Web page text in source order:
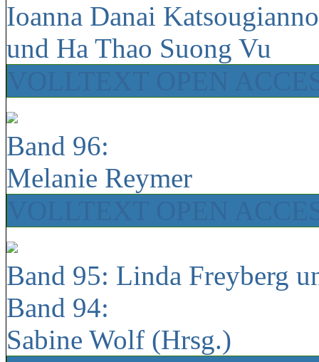
Ioanna Danai
und Ha Thao Suong Vu
Band 96:
Melanie Reymer
Band 95: Linda Freyberg
Band 94:
Sabine Wolf (Hrsg.)